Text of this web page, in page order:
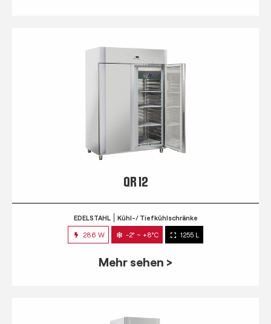
QR 12
EDELSTAHL Kühl-/ Tiefkühlschränke
286 W -2° ~ +8°C 1255 L
Mehr sehen >